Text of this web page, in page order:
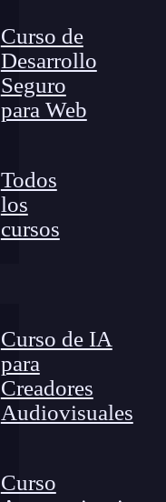
Curso de
Desarrollo
Seguro
para Web
Todos
los
cursos
Curso de IA
para
Creadores
Audiovisuales
Curso